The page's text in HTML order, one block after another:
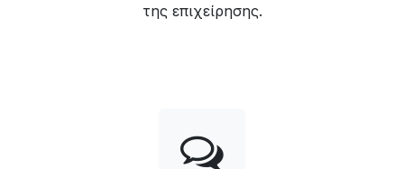
της επιχείρησης.